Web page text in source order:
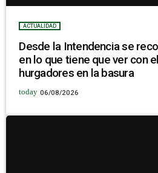
ACTUALIDAD
Desde la Intendencia se
en lo que tiene que ver con
hurgadores en la basura
today 06/08/2026